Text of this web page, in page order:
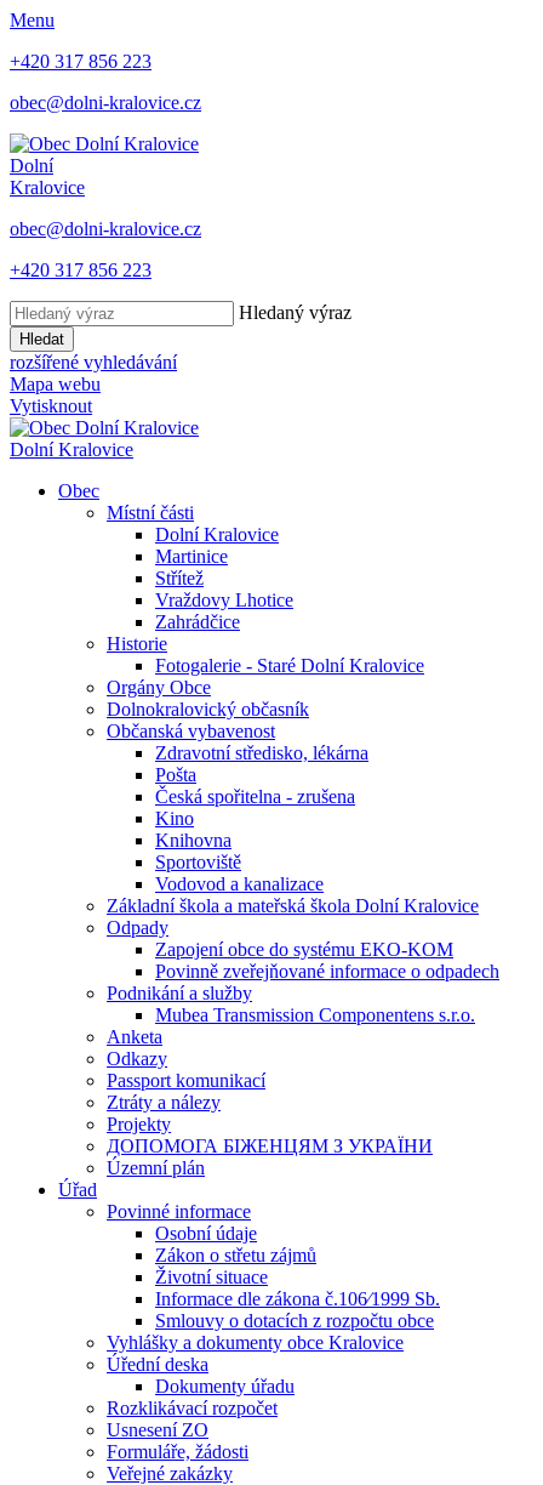
Menu
+420 317 856 223
obec@dolni-kralovice.cz
Dolní
Kralovice
obec@dolni-kralovice.cz
+420 317 856 223
Hledaný výraz
Hledat
rozšířené vyhledávání
Mapa webu
Vytisknout
Dolní Kralovice
Obec
Místní části
Dolní Kralovice
Martinice
Střítež
Vraždovy Lhotice
Zahrádčice
Historie
Fotogalerie - Staré Dolní Kralovice
Orgány Obce
Dolnokralovický občasník
Občanská vybavenost
Zdravotní středisko, lékárna
Pošta
Česká spořitelna - zrušena
Kino
Knihovna
Sportoviště
Vodovod a kanalizace
Základní škola a mateřská škola Dolní Kralovice
Odpady
Zapojení obce do systému EKO-KOM
Povinně zveřejňované informace o odpadech
Podnikání a služby
Mubea Transmission Componentens s.r.o.
Anketa
Odkazy
Passport komunikací
Ztráty a nálezy
Projekty
ДОПОМОГА БІЖЕНЦЯМ З УКРАЇНИ
Územní plán
Úřad
Povinné informace
Osobní údaje
Zákon o střetu zájmů
Životní situace
Informace dle zákona č.106⁄1999 Sb.
Smlouvy o dotacích z rozpočtu obce
Vyhlášky a dokumenty obce Kralovice
Úřední deska
Dokumenty úřadu
Rozklikávací rozpočet
Usnesení ZO
Formuláře, žádosti
Veřejné zakázky